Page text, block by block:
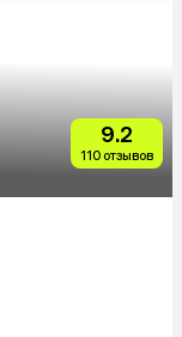
9.2
110 отзывов